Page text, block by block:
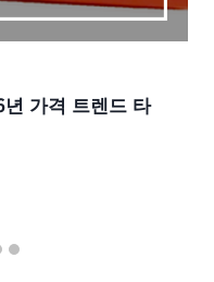
가격 트렌드 타